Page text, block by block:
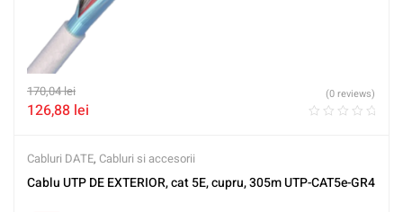
170,04lei
126,88 lei
(0 reviews)
Cabluri DATE, Cabluri si accesorii
Cablu UTP DE EXTERIOR, cat 5E, cupru, 305m UTP-CAT5e-GR4